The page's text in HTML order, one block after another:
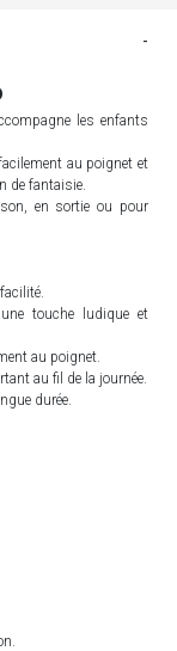
-
les enfants
au poignet et
de fantaisie.
en sortie ou pour
touche ludique et
au poignet.
au fil de la journée.
durée.